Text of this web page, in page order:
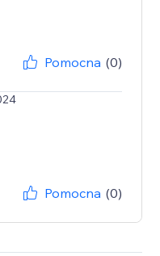
Pomocna (0)
Pomocna (0)